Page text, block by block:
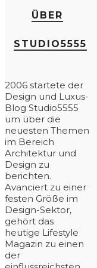
ÜBER
STUDIO5555
2006 startete der
Design und Luxus-
Blog Studio5555
um über die
neuesten Themen
im Bereich
Architektur und
Design zu
berichten.
Avanciert zu einer
festen Größe im
Design-Sektor,
gehört das
heutige Lifestyle
Magazin zu einen
der